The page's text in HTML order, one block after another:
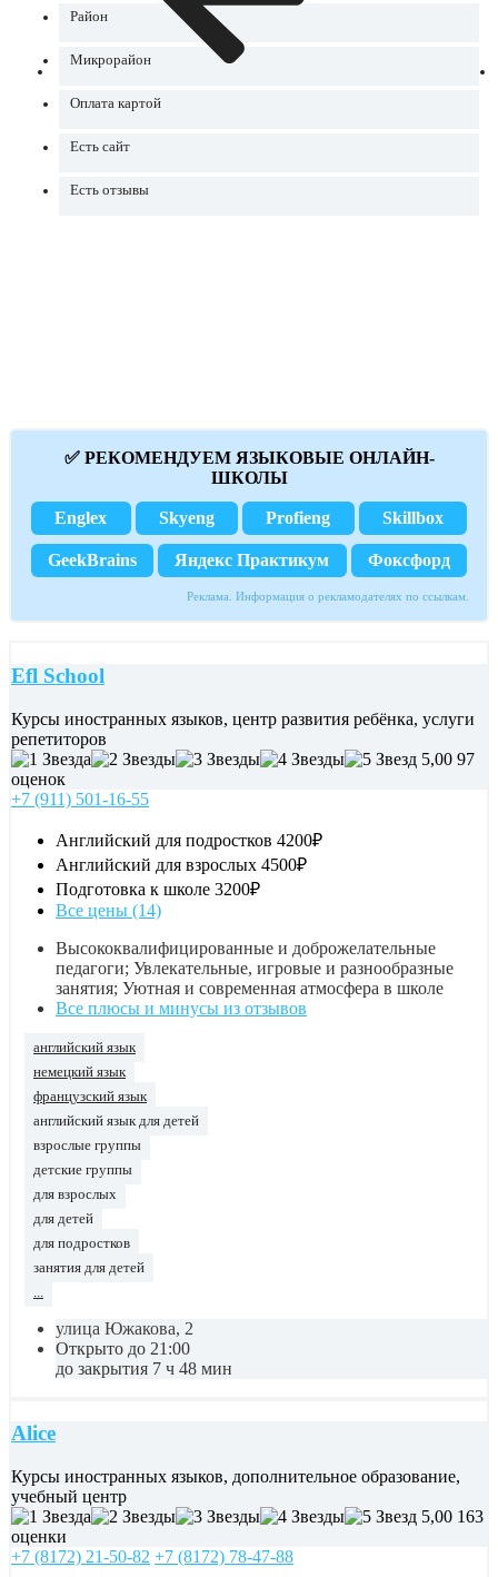
Район
Микрорайон
Оплата картой
Есть сайт
Есть отзывы
✅ РЕКОМЕНДУЕМ ЯЗЫКОВЫЕ ОНЛАЙН-
ШКОЛЫ
Englex Skyeng Profieng Skillbox
GeekBrains Яндекс Практикум Фоксфорд
Реклама. Информация о рекламодателях по ссылкам.
Efl School
Курсы иностранных языков, центр развития ребёнка, услуги
репетиторов
5,00 97
оценок
+7 (911) 501-16-55
Английский для подростков 4200₽
Английский для взрослых 4500₽
Подготовка к школе 3200₽
Все цены (14)
Высококвалифицированные и доброжелательные
педагоги; Увлекательные, игровые и разнообразные
занятия; Уютная и современная атмосфера в школе
Все плюсы и минусы из отзывов
английский язык
немецкий язык
французский язык
английский язык для детей
взрослые группы
детские группы
для взрослых
для детей
для подростков
занятия для детей
улица Южакова, 2
Открыто до 21:00
до закрытия 7 ч 48 мин
Alice
Курсы иностранных языков, дополнительное образование,
учебный центр
5,00 163
оценки
+7 (8172) 21-50-82 +7 (8172) 78-47-88